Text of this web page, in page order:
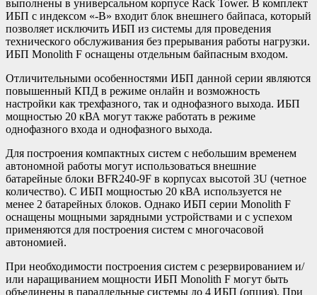
выполнены в универсальном корпусе Rack Tower. В комплект
ИБП с индексом «-B» входит блок внешнего байпаса, который
позволяет исключить ИБП из системы для проведения
технического обслуживания без прерывания работы нагрузки.
ИБП Monolith F оснащены отдельным байпасным входом.
Отличительными особенностями ИБП данной серии являются
повышенный КПД в режиме онлайн и возможность
настройки как трехфазного, так и однофазного выхода. ИБП
мощностью 20 кВА могут также работать в режиме
однофазного входа и однофазного выхода.
Для построения компактных систем с небольшим временем
автономной работы могут использоваться внешние
батарейные блоки BFR240-9F в корпусах высотой 3U (четное
количество). С ИБП мощностью 20 кВА используется не
менее 2 батарейных блоков. Однако ИБП серии Monolith F
оснащены мощными зарядными устройствами и с успехом
применяются для построения систем с многочасовой
автономией.
При необходимости построения систем с резервированием и/
или наращиванием мощности ИБП Monolith F могут быть
объединены в параллельные системы до 4 ИБП (опция). При